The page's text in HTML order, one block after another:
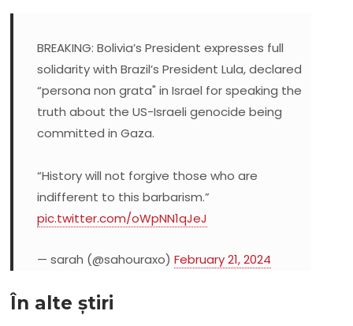
BREAKING: Bolivia’s President expresses full
solidarity with Brazil’s President Lula, declared
“persona non grata" in Israel for speaking the
truth about the US-Israeli genocide being
committed in Gaza.
“History will not forgive those who are
indifferent to this barbarism.”
pic.twitter.com/oWpNN1qJeJ
— sarah (@sahouraxo)February 21, 2024
În alte știri